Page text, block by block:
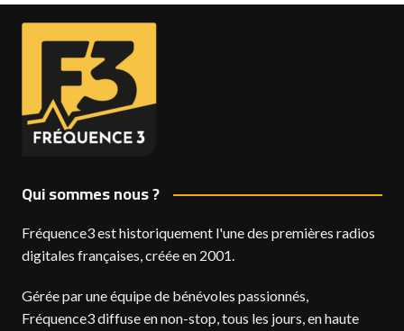
Qui sommes nous ?
Fréquence3 est historiquement l'une des premières radios
digitales françaises, créée en 2001.
Gérée par une équipe de bénévoles passionnés,
Fréquence3 diffuse en non-stop, tous les jours, en haute